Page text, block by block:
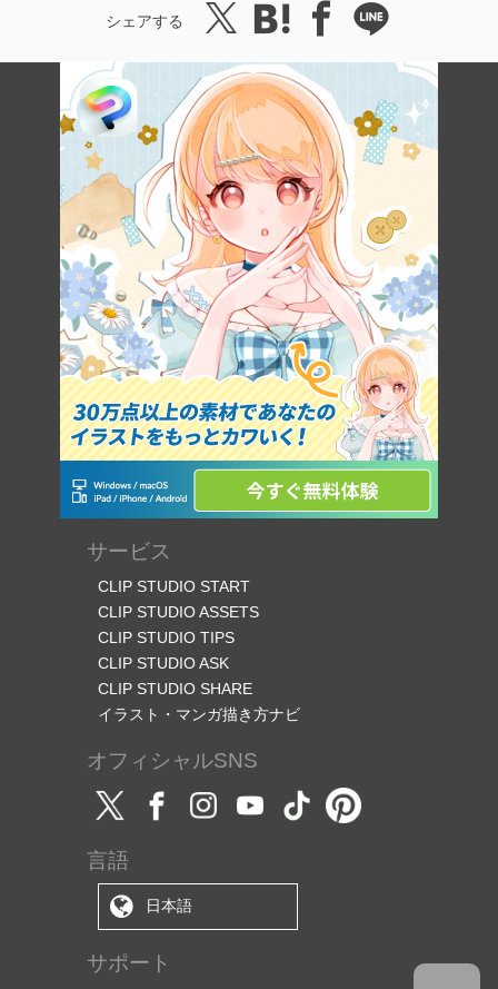
シェアする
サービス
CLIP STUDIO START
CLIP STUDIO ASSETS
CLIP STUDIO TIPS
CLIP STUDIO ASK
CLIP STUDIO SHARE
イラスト・マンガ描き方ナビ
オフィシャルSNS
言語
日本語
サポート